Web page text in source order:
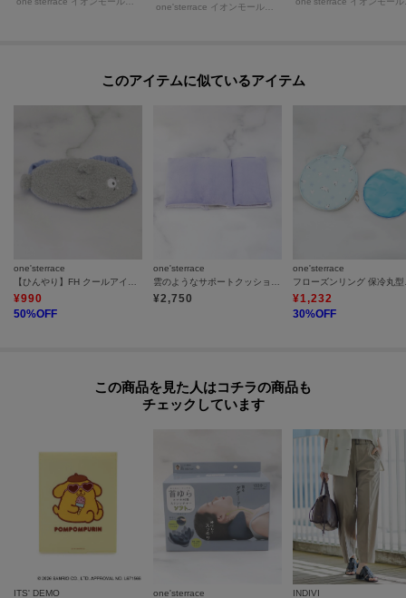
このアイテムに似ているアイテム
one'sterrace
【ひんやり】FH クールアイピロー ギュウヒ
¥990
50%OFF
one'sterrace
雲のようなサポートクッション ウエスト
¥2,750
one'sterrace
フ
¥1,232
30%OFF
この商品を見た人はコチラの商品も
チェックしています
ITS' DEMO one'sterrace INDIVI